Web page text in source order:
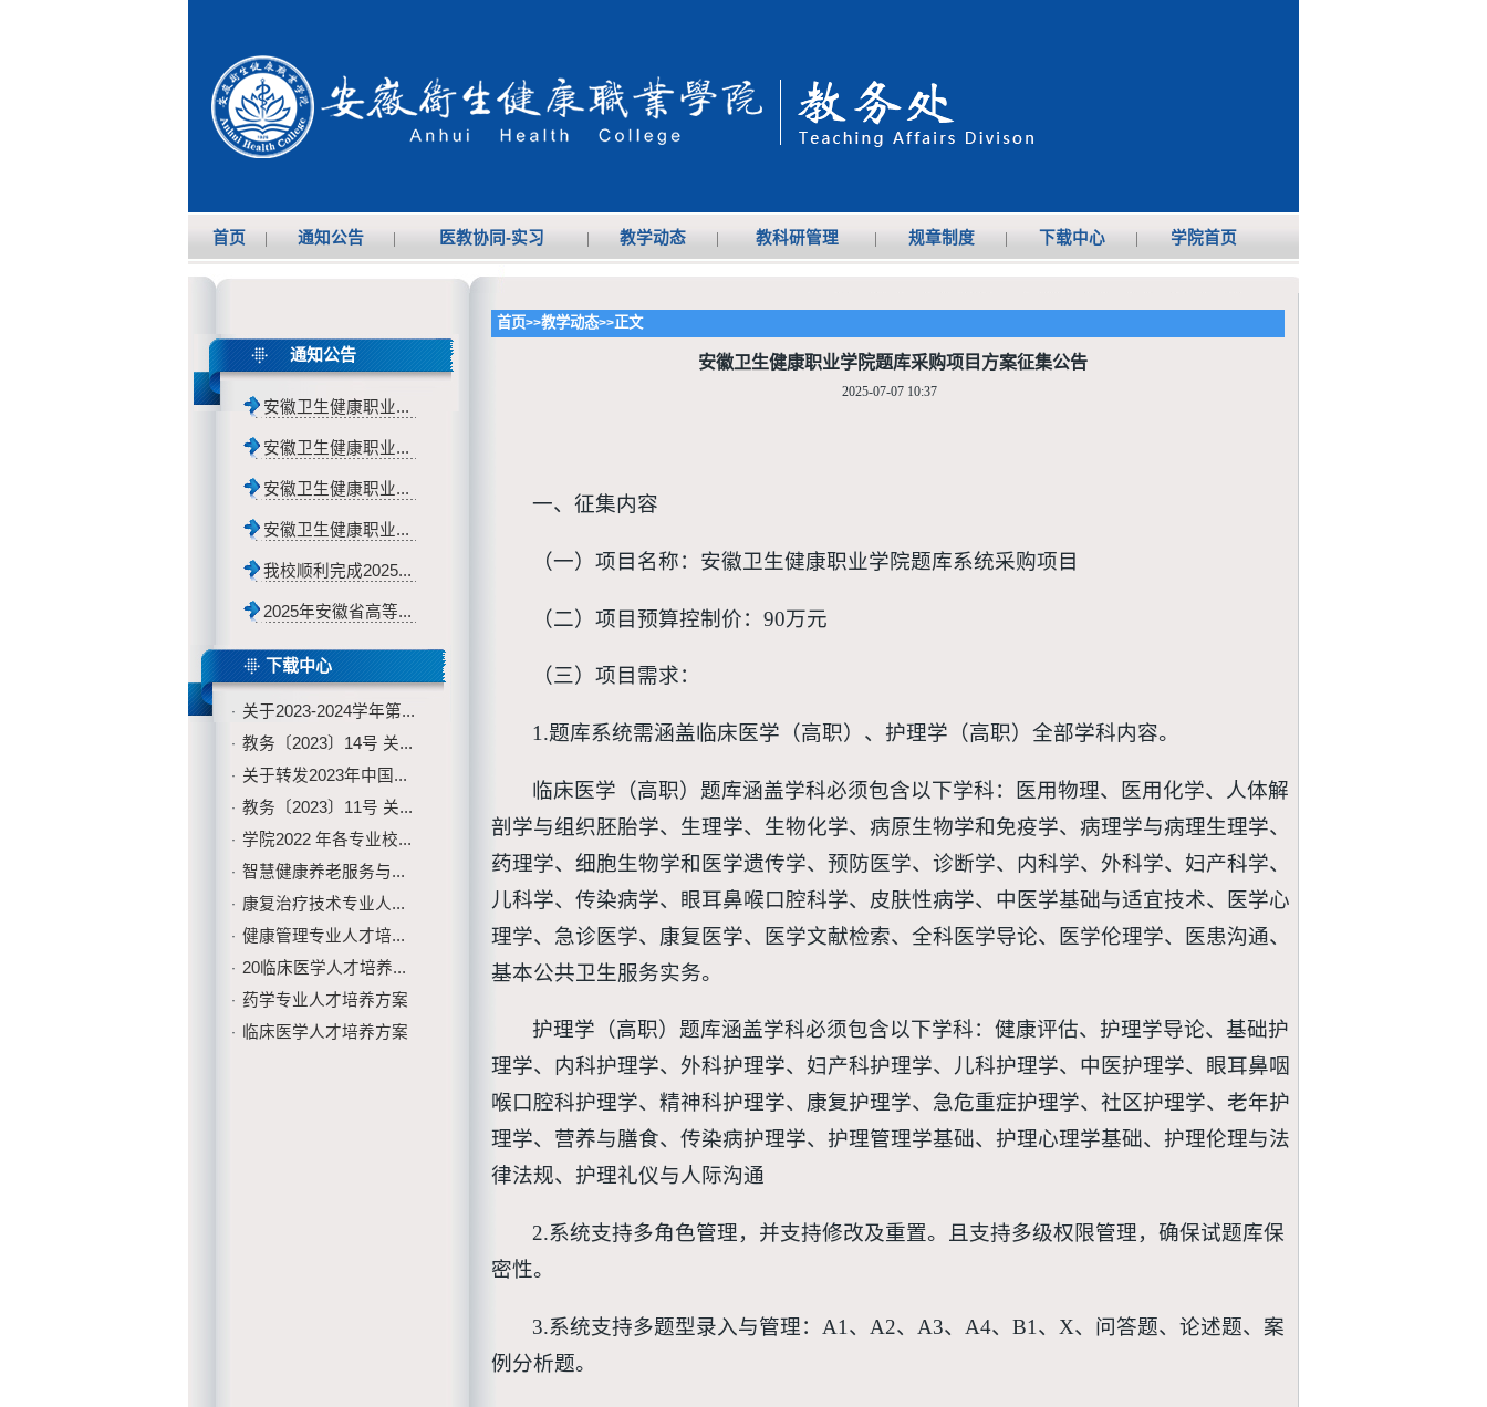
首页 | 通知公告 | 医教协同-实习 | 教学动态 | 教科研管理 | 规章制度 | 下载中心 | 学院首页
通知公告
安徽卫生健康职业...
安徽卫生健康职业...
安徽卫生健康职业...
安徽卫生健康职业...
我校顺利完成2025...
2025年安徽省高等...
下载中心
· 关于2023-2024学年第...
· 教务〔2023〕14号 关...
· 关于转发2023年中国...
· 教务〔2023〕11号 关...
· 学院2022 年各专业校...
· 智慧健康养老服务与...
· 康复治疗技术专业人...
· 健康管理专业人才培...
· 20临床医学人才培养...
· 药学专业人才培养方案
· 临床医学人才培养方案
首页>>教学动态>>正文
安徽卫生健康职业学院题库采购项目方案征集公告
2025-07-07 10:37
一、征集内容
（一）项目名称：安徽卫生健康职业学院题库系统采购项目
（二）项目预算控制价：90万元
（三）项目需求：
1.题库系统需涵盖临床医学（高职）、护理学（高职）全部学科内容。
临床医学（高职）题库涵盖学科必须包含以下学科：医用物理、医用化学、人体解
剖学与组织胚胎学、生理学、生物化学、病原生物学和免疫学、病理学与病理生理学、
药理学、细胞生物学和医学遗传学、预防医学、诊断学、内科学、外科学、妇产科学、
儿科学、传染病学、眼耳鼻喉口腔科学、皮肤性病学、中医学基础与适宜技术、医学心
理学、急诊医学、康复医学、医学文献检索、全科医学导论、医学伦理学、医患沟通、
基本公共卫生服务实务。
护理学（高职）题库涵盖学科必须包含以下学科：健康评估、护理学导论、基础护
理学、内科护理学、外科护理学、妇产科护理学、儿科护理学、中医护理学、眼耳鼻咽
喉口腔科护理学、精神科护理学、康复护理学、急危重症护理学、社区护理学、老年护
理学、营养与膳食、传染病护理学、护理管理学基础、护理心理学基础、护理伦理与法
律法规、护理礼仪与人际沟通
2.系统支持多角色管理，并支持修改及重置。且支持多级权限管理，确保试题库保
密性。
3.系统支持多题型录入与管理：A1、A2、A3、A4、B1、X、问答题、论述题、案
例分析题。